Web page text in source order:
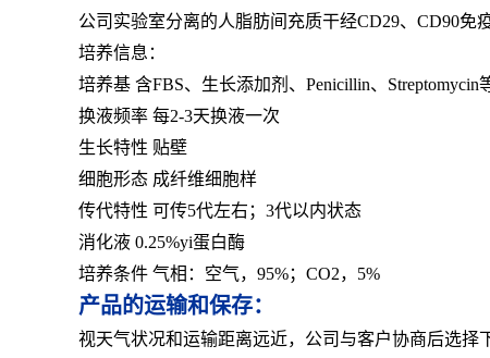
公司实验室分离的人脂肪间充质干经CD29、CD90免
培养信息：
培养基 含FBS、生长添加剂、Penicillin、Streptomycin
换液频率 每2-3天换液一次
生长特性 贴壁
细胞形态 成纤维细胞样
传代特性 可传5代左右；3代以内状态
消化液 0.25%yi蛋白酶
培养条件 气相：空气，95%；CO2，5%
产品的运输和保存：
视天气状况和运输距离远近，公司与客户协商后选择